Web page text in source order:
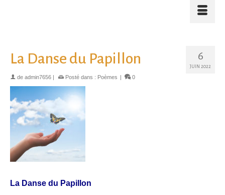
6
JUIN 2022
La Danse du Papillon
de admin7656 | Posté dans : Poèmes | 0
La Danse du Papillon